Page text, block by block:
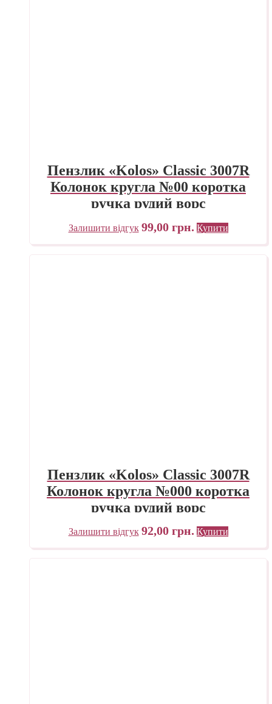
Пензлик «Kolos» Classic 3007R
Колонок кругла №00 коротка
ручка рудий ворс
Залишити відгук 99,00 грн. Купити
Пензлик «Kolos» Classic 3007R
Колонок кругла №000 коротка
ручка рудий ворс
Залишити відгук 92,00 грн. Купити